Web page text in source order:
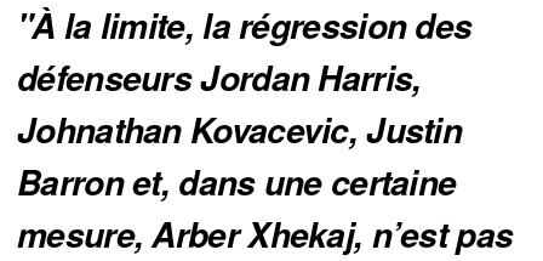
"À la limite, la régression des
défenseurs Jordan Harris,
Johnathan Kovacevic, Justin
Barron et, dans une certaine
mesure, Arber Xhekaj, n’est pas